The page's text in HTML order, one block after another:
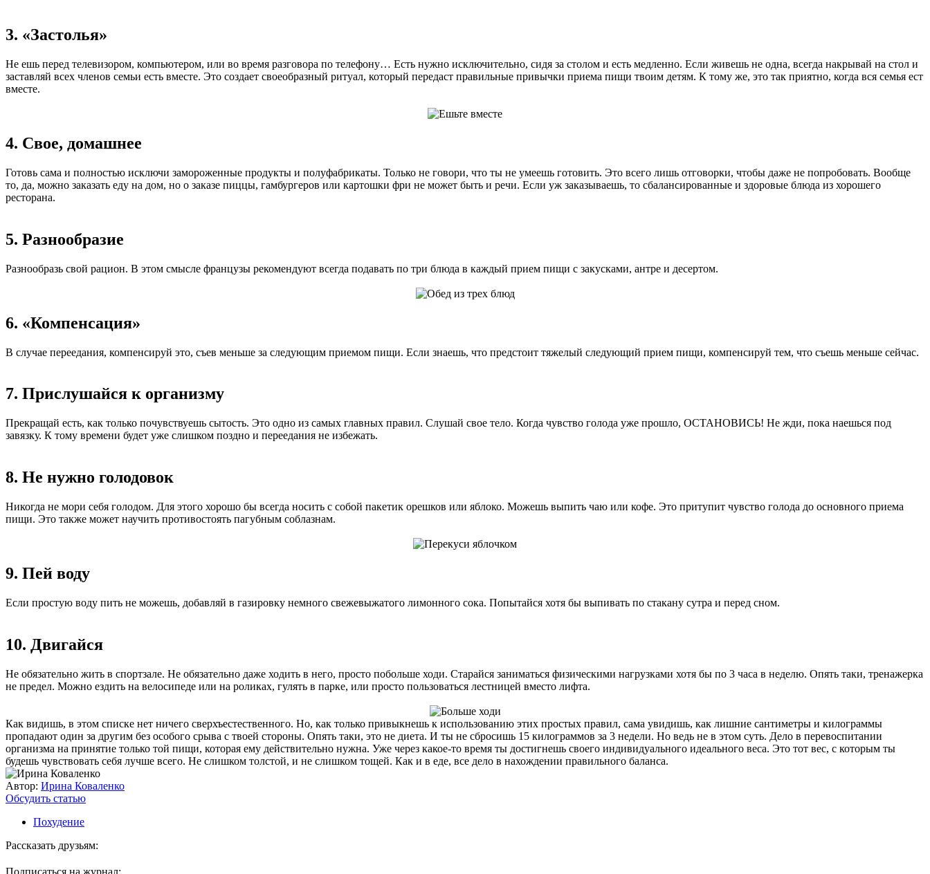
3. «Застолья»
Не ешь перед телевизором, компьютером, или во время разговора по телефону… Есть нужно исключительно, сидя за столом и есть медленно. Если живешь не одна, всегда накрывай на стол и
заставляй всех членов семьи есть вместе. Это создает своеобразный ритуал, который передаст правильные привычки приема пищи твоим детям. К тому же, это так приятно, когда вся семья ест
вместе.
4. Свое, домашнее
Готовь сама и полностью исключи замороженные продукты и полуфабрикаты. Только не говори, что ты не умеешь готовить. Это всего лишь отговорки, чтобы даже не попробовать. Вообще
то, да, можно заказать еду на дом, но о заказе пиццы, гамбургеров или картошки фри не может быть и речи. Если уж заказываешь, то сбалансированные и здоровые блюда из хорошего
ресторана.
5. Разнообразие
Разнообразь свой рацион. В этом смысле французы рекомендуют всегда подавать по три блюда в каждый прием пищи с закусками, антре и десертом.
6. «Компенсация»
В случае переедания, компенсируй это, съев меньше за следующим приемом пищи. Если знаешь, что предстоит тяжелый следующий прием пищи, компенсируй тем, что съешь меньше сейчас.
7. Прислушайся к организму
Прекращай есть, как только почувствуешь сытость. Это одно из самых главных правил. Слушай свое тело. Когда чувство голода уже прошло, ОСТАНОВИСЬ! Не жди, пока наешься под
завязку. К тому времени будет уже слишком поздно и переедания не избежать.
8. Не нужно голодовок
Никогда не мори себя голодом. Для этого хорошо бы всегда носить с собой пакетик орешков или яблоко. Можешь выпить чаю или кофе. Это притупит чувство голода до основного приема
пищи. Это также может научить противостоять пагубным соблазнам.
9. Пей воду
Если простую воду пить не можешь, добавляй в газировку немного свежевыжатого лимонного сока. Попытайся хотя бы выпивать по стакану сутра и перед сном.
10. Двигайся
Не обязательно жить в спортзале. Не обязательно даже ходить в него, просто побольше ходи. Старайся заниматься физическими нагрузками хотя бы по 3 часа в неделю. Опять таки, тренажерка
не предел. Можно ездить на велосипеде или на роликах, гулять в парке, или просто пользоваться лестницей вместо лифта.
Как видишь, в этом списке нет ничего сверхъестественного. Но, как только привыкнешь к использованию этих простых правил, сама увидишь, как лишние сантиметры и килограммы
пропадают один за другим без особого срыва с твоей стороны. Опять таки, это не диета. И ты не сбросишь 15 килограммов за 3 недели. Но ведь не в этом суть. Дело в перевоспитании
организма на принятие только той пищи, которая ему действительно нужна. Уже через какое-то время ты достигнешь своего индивидуального идеального веса. Это тот вес, с которым ты
будешь чувствовать себя лучше всего. Не слишком толстой, и не слишком тощей. Как и в еде, все дело в нахождении правильного баланса.
Автор: Ирина Коваленко
Обсудить статью
Похудение
Рассказать друзьям:
Подписаться на журнал: